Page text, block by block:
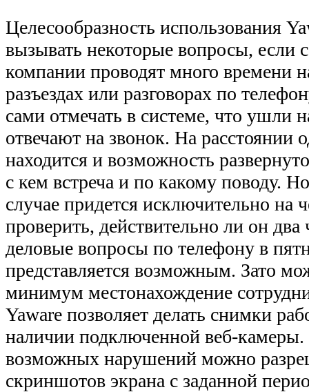
Целесообразность использования
вызывать некоторые вопросы, если
компании проводят много времени
разъездах или разговорах по
сами отмечать в системе, что ушли
отвечают на звонок. На расстоянии
находится и возможность
с кем встреча и по какому поводу.
случае придется исключительно на
проверить, действительно ли он два
деловые вопросы по телефону в
представляется возможным. Зато
минимум местонахождение
Yaware позволяет делать снимки
наличии подключенной веб-
возможных нарушений можно
скриншотов экрана с заданной